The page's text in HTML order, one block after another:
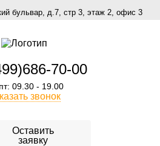
бульвар, д.7, стр 3, этаж 2, офис 3
70-00
09.30 - 19.00
звонок
Оставить
заявку